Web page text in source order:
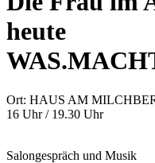
heute
Ort: HAUS AM
16 Uhr / 19.30 Uhr
Salongespräch und Musik